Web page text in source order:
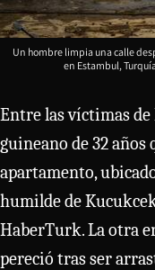
Un hombre limpia una calle
en Estambul,
Entre las víctimas
guineano de 32 años
apartamento,
humilde de
HaberTurk. La otra
pereció tras ser